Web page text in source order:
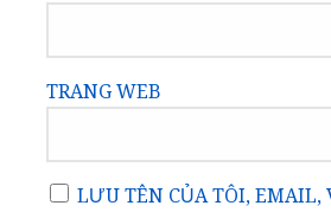
TRANG WEB
LƯU TÊN CỦA TÔI, EMAIL,